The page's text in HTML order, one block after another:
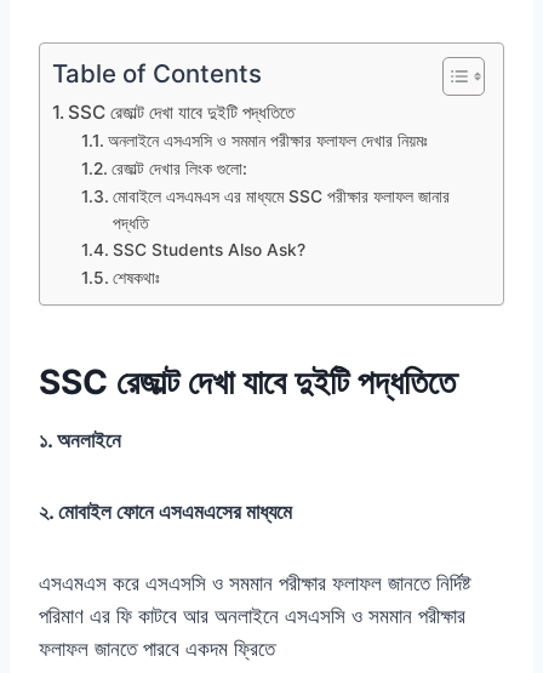
Table of Contents
SSC রেজাল্ট দেখা যাবে দুইটি পদ্ধতিতে
অনলাইনে এসএসসি ও সমমান পরীক্ষার ফলাফল দেখার নিয়মঃ
রেজাল্ট দেখার লিংক গুলো:
মোবাইলে এসএমএস এর মাধ্যমে SSC পরীক্ষার ফলাফল জানার
পদ্ধতি
SSC Students Also Ask?
শেষকথাঃ
SSC রেজাল্ট দেখা যাবে দুইটি পদ্ধতিতে
১. অনলাইনে
২. মোবাইল ফোনে এসএমএসের মাধ্যমে
এসএমএস করে এসএসসি ও সমমান পরীক্ষার ফলাফল জানতে নির্দিষ্ট
পরিমাণ এর ফি কাটবে আর অনলাইনে এসএসসি ও সমমান পরীক্ষার
ফলাফল জানতে পারবে একদম ফ্রিতে